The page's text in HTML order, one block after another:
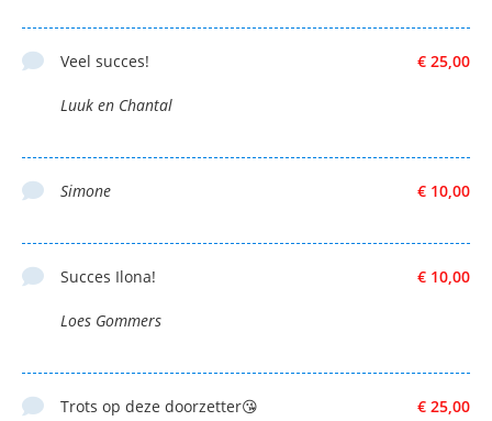
€ 25,00
Veel succes!
Luuk en Chantal
€ 10,00
Simone
€ 10,00
Succes Ilona!
Loes Gommers
€ 25,00
Trots op deze doorzetter😘